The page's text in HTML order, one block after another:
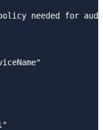
needed for